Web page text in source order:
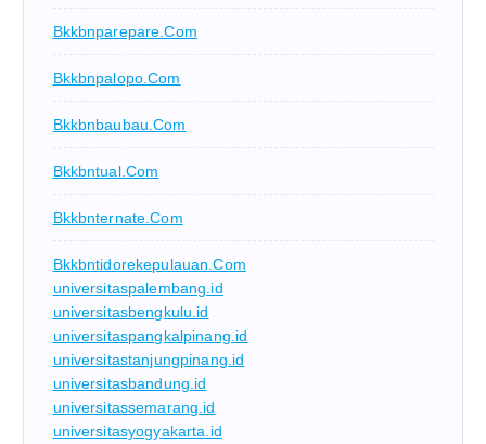
Bkkbnparepare.com
Bkkbnpalopo.com
Bkkbnbaubau.com
Bkkbntual.com
Bkkbnternate.com
Bkkbntidorekepulauan.com
universitaspalembang.id
universitasbengkulu.id
universitaspangkalpinang.id
universitastanjungpinang.id
universitasbandung.id
universitassemarang.id
universitasyogyakarta.id